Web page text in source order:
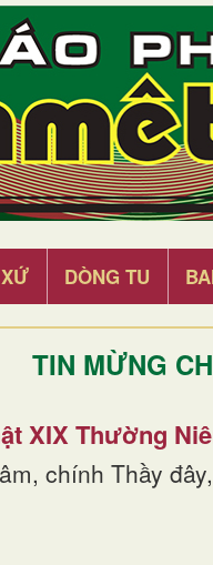
DÒNG TU
TIN MỪNG
XIX Thường
chính Thầy